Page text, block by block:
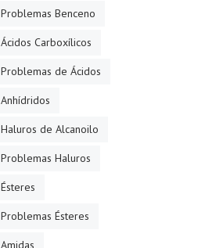
Problemas Benceno
Ácidos Carboxílicos
Problemas de Ácidos
Anhídridos
Haluros de Alcanoilo
Problemas Haluros
Ésteres
Problemas Ésteres
Amidas